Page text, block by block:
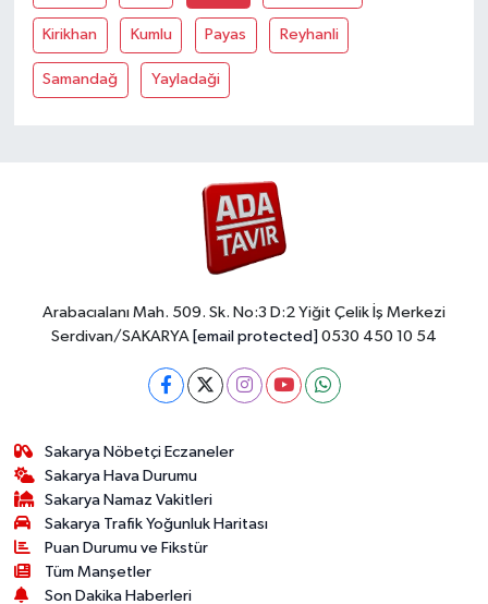
Kirikhan Kumlu Payas Reyhanli
Samandağ Yayladaği
Arabacıalanı Mah. 509. Sk. No:3 D:2 Yiğit Çelik İş Merkezi
Serdivan/SAKARYA [email protected] 0530 450 10 54
Sakarya Nöbetçi Eczaneler
Sakarya Hava Durumu
Sakarya Namaz Vakitleri
Sakarya Trafik Yoğunluk Haritası
Puan Durumu ve Fikstür
Tüm Manşetler
Son Dakika Haberleri